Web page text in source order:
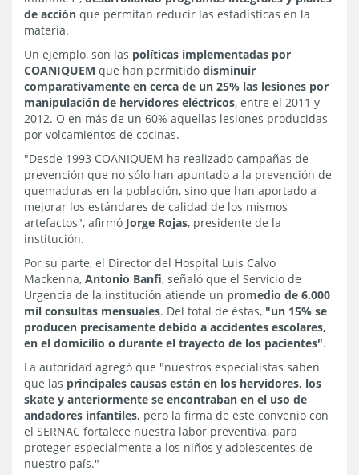
de acción que permitan reducir las estadísticas en la
materia.
Un ejemplo, son las políticas implementadas por
COANIQUEM que han permitido disminuir
comparativamente en cerca de un 25% las lesiones por
manipulación de hervidores eléctricos, entre el 2011 y
2012. O en más de un 60% aquellas lesiones producidas
por volcamientos de cocinas.
"Desde 1993 COANIQUEM ha realizado campañas de
prevención que no sólo han apuntado a la prevención de
quemaduras en la población, sino que han aportado a
mejorar los estándares de calidad de los mismos
artefactos", afirmó Jorge Rojas, presidente de la
institución.
Por su parte, el Director del Hospital Luis Calvo
Mackenna, Antonio Banfi, señaló que el Servicio de
Urgencia de la institución atiende un promedio de 6.000
mil consultas mensuales. Del total de éstas, "un 15% se
producen precisamente debido a accidentes escolares,
en el domicilio o durante el trayecto de los pacientes".
La autoridad agregó que "nuestros especialistas saben
que las principales causas están en los hervidores, los
skate y anteriormente se encontraban en el uso de
andadores infantiles, pero la firma de este convenio con
el SERNAC fortalece nuestra labor preventiva, para
proteger especialmente a los niños y adolescentes de
nuestro país."